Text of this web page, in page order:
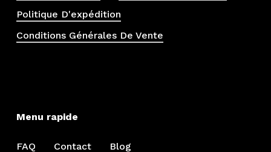
Politique D'expédition
Conditions Générales De Vente
Menu rapide
FAQ Contact Blog